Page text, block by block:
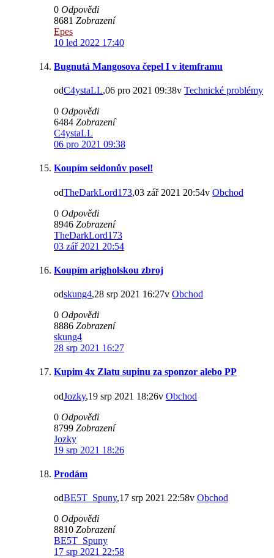
0 Odpovědi
8681 Zobrazení
Epes
10 led 2022 17:40
Bugnutá Mangosova čepel I v itemframu
odC4ystaLL,06 pro 2021 09:38v Technické problémy
0 Odpovědi
6484 Zobrazení
C4ystaLL
06 pro 2021 09:38
Koupím seidonův posel!
odTheDarkLord173,03 zář 2021 20:54v Obchod
0 Odpovědi
8946 Zobrazení
TheDarkLord173
03 zář 2021 20:54
Koupím arigholskou zbroj
odskung4,28 srp 2021 16:27v Obchod
0 Odpovědi
8886 Zobrazení
skung4
28 srp 2021 16:27
Kupim 4x Zlatu supinu za sponzor alebo PP
odJozky,19 srp 2021 18:26v Obchod
0 Odpovědi
8799 Zobrazení
Jozky
19 srp 2021 18:26
Prodám
odBE5T_Spuny,17 srp 2021 22:58v Obchod
0 Odpovědi
8810 Zobrazení
BE5T_Spuny
17 srp 2021 22:58